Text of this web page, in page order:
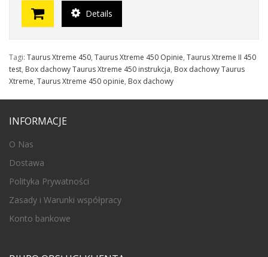
Details
Tagi: Taurus Xtreme 450, Taurus Xtreme 450 Opinie, Taurus Xtreme II 450
test, Box dachowy Taurus Xtreme 450 instrukcja, Box dachowy Taurus
Xtreme, Taurus Xtreme 450 opinie, Box dachowy
INFORMACJE
O Nas
Dostawa
Polityka Prywatności
Zasady i Warunki współpracy
Konto bankowe